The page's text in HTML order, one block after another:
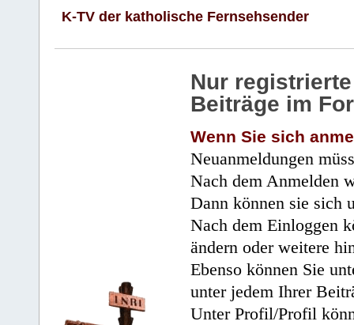
K-TV der katholische Fernsehsender
Nur
Beiträge im
Wenn Sie sich
Neuanmeldungen
Nach dem Anmelden
Dann können sie sich
Nach dem Einloggen
ändern oder weitere
Ebenso können Sie
unter jedem Ihrer
Unter Profil/Profil